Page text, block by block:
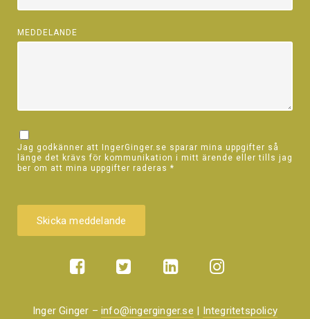
MEDDELANDE
Jag godkänner att IngerGinger.se sparar mina uppgifter så
länge det krävs för kommunikation i mitt ärende eller tills jag
ber om att mina uppgifter raderas *
Inger Ginger –info@ingerginger.se Integritetspolicy